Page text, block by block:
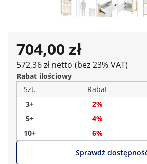
704,00 zł
572,36 zł netto (bez 23% VAT)
Rabat ilościowy
Szt.
Rabat
3+
2%
5+
4%
10+
6%
Sprawdź